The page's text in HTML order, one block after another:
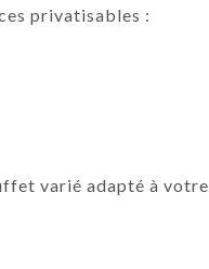
privatisables :
varié adapté à votre